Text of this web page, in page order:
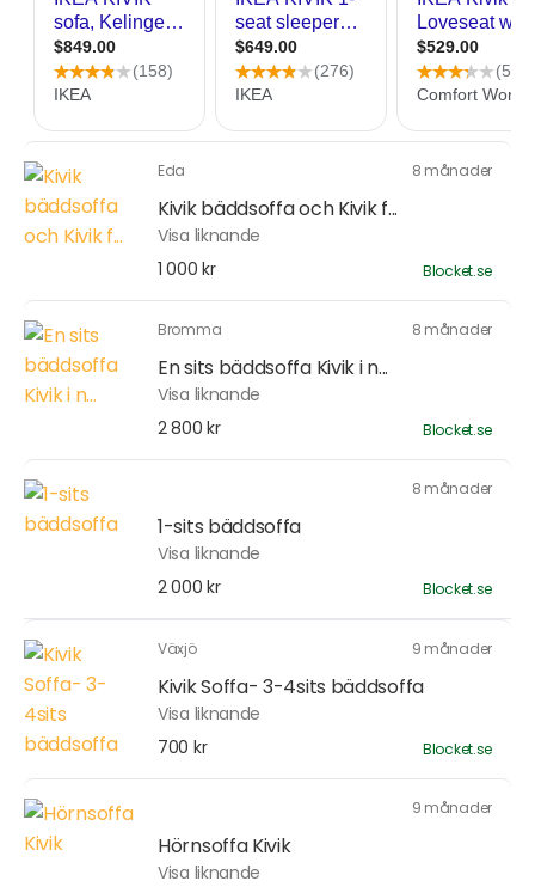
Eda 8 månader
Kivik bäddsoffa och Kivik f...
Visa liknande
1 000 kr
Blocket.se
Bromma 8 månader
En sits bäddsoffa Kivik i n...
Visa liknande
2 800 kr
Blocket.se
8 månader
1-sits bäddsoffa
Visa liknande
2 000 kr
Blocket.se
Växjö 9 månader
Kivik Soffa- 3-4sits bäddsoffa
Visa liknande
700 kr
Blocket.se
9 månader
Hörnsoffa Kivik
Visa liknande